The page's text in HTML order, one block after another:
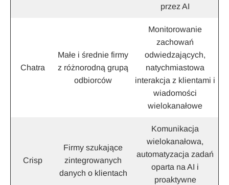
przez AI
Chatra
Małe i średnie firmy
z różnorodną grupą
odbiorców
Monitorowanie
zachowań
odwiedzających,
natychmiastowa
interakcja z klientami i
wiadomości
wielokanałowe
Crisp
Firmy szukające
zintegrowanych
danych o klientach
Komunikacja
wielokanałowa,
automatyzacja zadań
oparta na AI i
proaktywne